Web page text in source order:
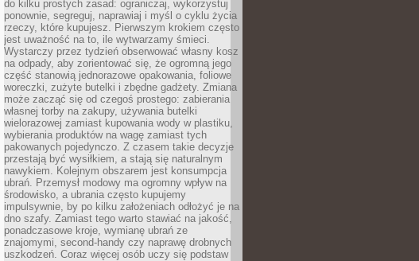
do kilku prostych zasad: ograniczaj, wykorzystuj
ponownie, segreguj, naprawiaj i myśl o cyklu życia
rzeczy, które kupujesz. Pierwszym krokiem często
jest uważność na to, ile wytwarzamy śmieci.
Wystarczy przez tydzień obserwować własny kosz
na odpady, aby zorientować się, że ogromną jego
część stanowią jednorazowe opakowania, foliowe
woreczki, zużyte butelki i zbędne gadżety. Zmiana
może zacząć się od czegoś prostego: zabierania
własnej torby na zakupy, używania butelki
wielorazowej zamiast kupowania wody w plastiku,
wybierania produktów na wagę zamiast tych
pakowanych pojedynczo. Z czasem takie decyzje
przestają być wysiłkiem, a stają się naturalnym
nawykiem. Kolejnym obszarem jest konsumpcja
ubrań. Przemysł modowy ma ogromny wpływ na
środowisko, a ubrania często kupujemy
impulsywnie, by po kilku założeniach odłożyć je na
dno szafy. Zamiast tego warto stawiać na jakość,
ponadczasowe kroje, wymianę ubrań ze
znajomymi, second-handy czy naprawę drobnych
uszkodzeń. Coraz więcej osób uczy się podstaw